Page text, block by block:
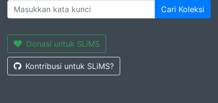
Cari Koleksi
Donasi untuk SLiMS
Kontribusi untuk SLiMS?